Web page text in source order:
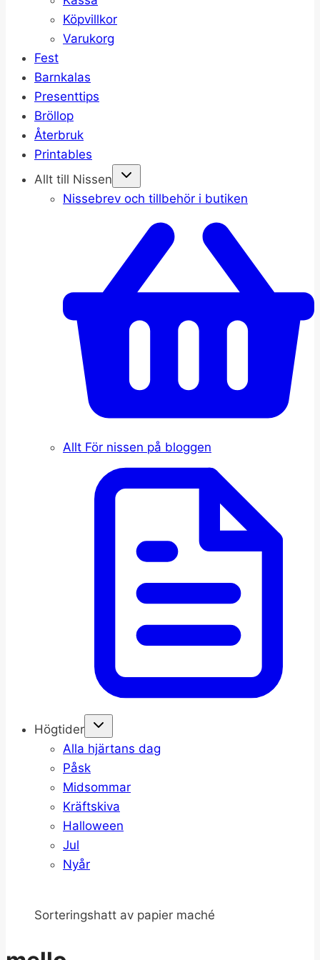
Köpvillkor
Varukorg
Fest
Barnkalas
Presenttips
Bröllop
Återbruk
Printables
Allt till Nissen
Nissebrev och tillbehör i butiken
Allt För nissen på bloggen
Högtider
Alla hjärtans dag
Påsk
Midsommar
Kräftskiva
Halloween
Jul
Nyår
Sorteringshatt av papier maché